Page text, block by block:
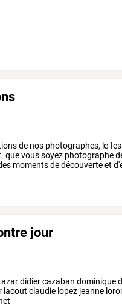
de nos photographes, le
quevoussoyez photographe
momentsdedécouverteet
jour
didier cazaban dominique
claudie lopez jeanne